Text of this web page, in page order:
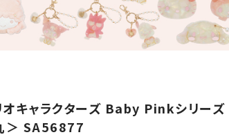
キャラクターズ Baby Pinkシリーズ
＞ SA56877